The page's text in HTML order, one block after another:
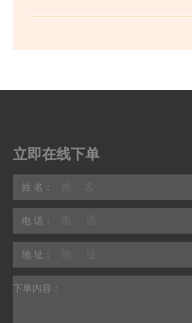
立即在线下单
姓 名：
电 话：
地 址：
下单内容：